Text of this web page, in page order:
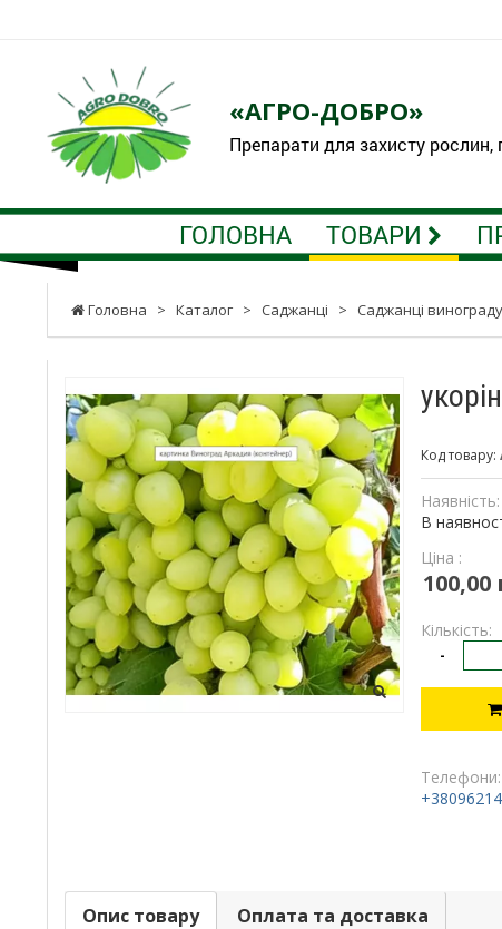
«АГРО-ДОБРО»
Препарати для захисту рослин,
ГОЛОВНА ТОВАРИ
Головна > Каталог > Саджанці > Саджанці винограду
Код товару:
Наявність:
В
Ціна :
100,00
Кількість:
-
Телефони:
Опис товару Оплата та доставка